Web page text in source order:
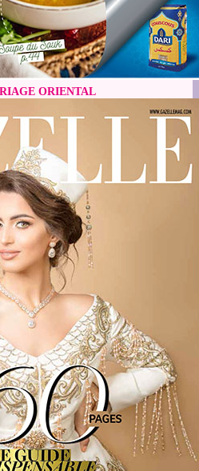
ORIENTAL